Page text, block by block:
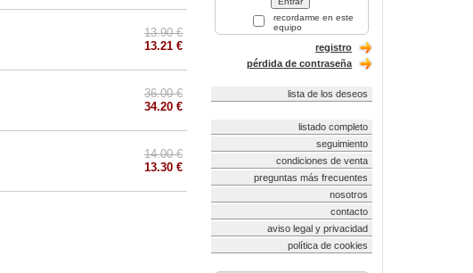
13.90 €
13.21 €
36.00 €
34.20 €
14.00 €
13.30 €
recordarme en este
equipo
registro
pérdida de contraseña
lista de los deseos
listado completo
seguimiento
condiciones de venta
preguntas más frecuentes
nosotros
contacto
aviso legal y privacidad
política de cookies